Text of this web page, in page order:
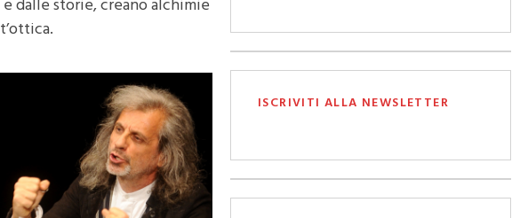
dalle storie, creano alchimie
ISCRIVITI ALLA NEWSLETTER